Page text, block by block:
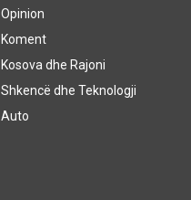
Opinion
Koment
Kosova dhe Rajoni
Shkencë dhe Teknologji
Auto